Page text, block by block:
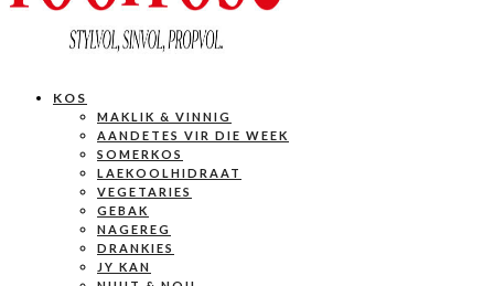
KOS
MAKLIK & VINNIG
AANDETES VIR DIE WEEK
SOMERKOS
LAEKOOLHIDRAAT
VEGETARIES
GEBAK
NAGEREG
DRANKIES
JY KAN